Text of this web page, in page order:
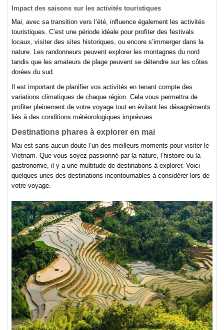
Impact des saisons sur les activités touristiques
Mai, avec sa transition vers l’été, influence également les activités
touristiques. C’est une période idéale pour profiter des festivals
locaux, visiter des sites historiques, ou encore s’immerger dans la
nature. Les randonneurs peuvent explorer les montagnes du nord
tandis que les amateurs de plage peuvent se détendre sur les côtes
dorées du sud.
Il est important de planifier vos activités en tenant compte des
variations climatiques de chaque région. Cela vous permettra de
profiter pleinement de votre voyage tout en évitant les désagréments
liés à des conditions météorologiques imprévues.
Destinations phares à explorer en mai
Mai est sans aucun doute l’un des meilleurs moments pour visiter le
Vietnam. Que vous soyez passionné par la nature, l’histoire ou la
gastronomie, il y a une multitude de destinations à explorer. Voici
quelques-unes des destinations incontournables à considérer lors de
votre voyage.